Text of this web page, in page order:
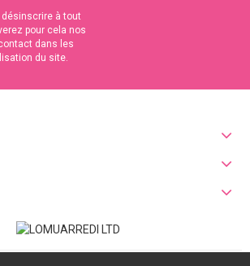
à tout
pour cela nos
dans les
du site.